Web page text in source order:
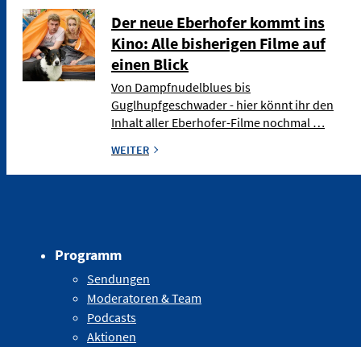
Der neue Eberhofer kommt ins
Kino: Alle bisherigen Filme auf
einen Blick
Von Dampfnudelblues bis
Guglhupfgeschwader - hier könnt ihr den
Inhalt aller Eberhofer-Filme nochmal …
WEITER
Programm
Sendungen
Moderatoren & Team
Podcasts
Aktionen